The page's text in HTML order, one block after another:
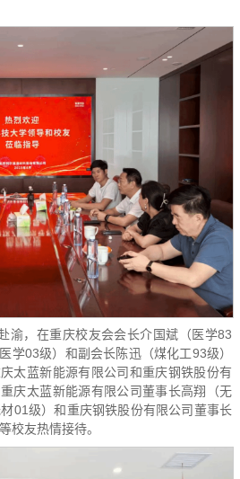
渝，在重庆校友会会长介国斌（医学83
学03级）和副会长陈迅（煤化工93级）
太蓝新能源有限公司和重庆钢铁股份有
庆太蓝新能源有限公司董事长高翔（无
01级）和重庆钢铁股份有限公司董事长
校友热情接待。